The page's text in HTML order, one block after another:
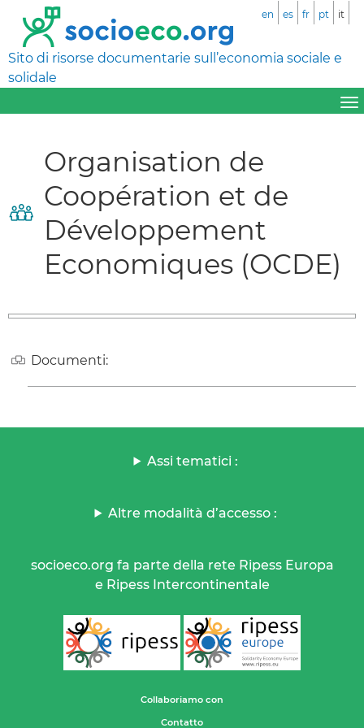
Sito di risorse documentarie sull’economia sociale e
solidale
en es fr pt it
Organisation de
Coopération et de
Développement
Economiques (OCDE)
Documenti:
Assi tematici :
Altre modalità d’accesso :
socioeco.org fa parte della rete Ripess Europa
e Ripess Intercontinentale
Collaboriamo con
Contatto